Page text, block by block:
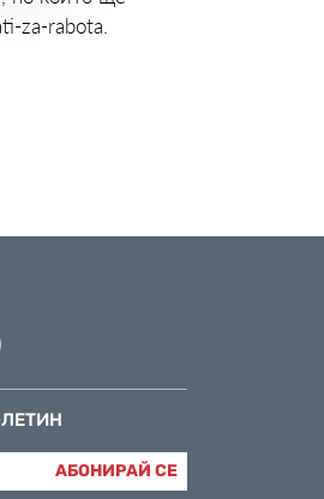
za-rabota
АБОНИРАЙ СЕ